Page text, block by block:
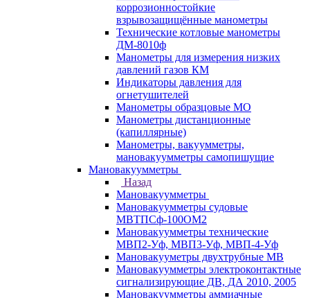
коррозионностойкие
взрывозащищённые манометры
Технические котловые манометры
ДМ-8010ф
Манометры для измерения низких
давлений газов КМ
Индикаторы давления для
огнетушителей
Манометры образцовые МО
Манометры дистанционные
(капиллярные)
Манометры, вакуумметры,
мановакуумметры самопишущие
Мановакуумметры
Назад
Мановакуумметры
Мановакуумметры судовые
МВТПСф-100ОМ2
Мановакуумметры технические
МВП2-Уф, МВП3-Уф, МВП-4-Уф
Мановакууметры двухтрубные МВ
Мановакуумметры электроконтактные
сигнализирующие ДВ, ДА 2010, 2005
Мановакуумметры аммиачные